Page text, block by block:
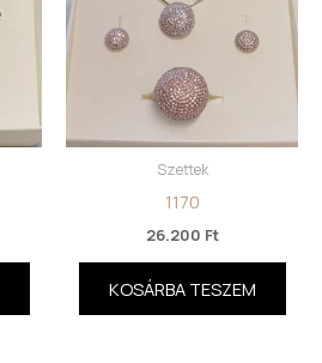
Szettek
1170
26.200 Ft
KOSÁRBA TESZEM